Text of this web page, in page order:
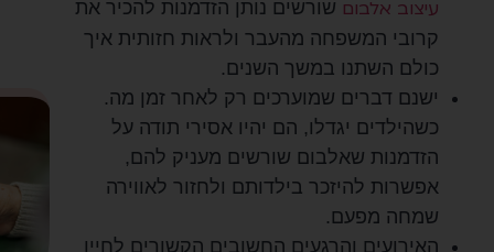
עיצוב אלבום שורשים נותן הזדמנות להכיר את
קרובי המשפחה מהעבר ולראות חזותית איך
כולם השתנו במשך השנים.
ישנם דברים שמוערכים רק לאחר זמן מה.
כשהילדים יגדלו, הם יהיו אסירי תודה על
הזדמנות שאלבום שורשים מעניק להם,
אפשרות להיזכר בילדותם ולחזור לאווירה
שמחה מפעם.
האירועים והרגעים החשובים הקשורים לחייו